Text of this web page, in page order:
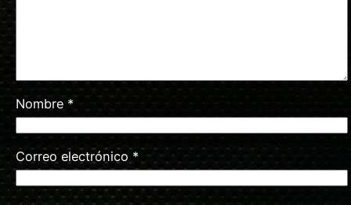
Nombre *
Correo electrónico *